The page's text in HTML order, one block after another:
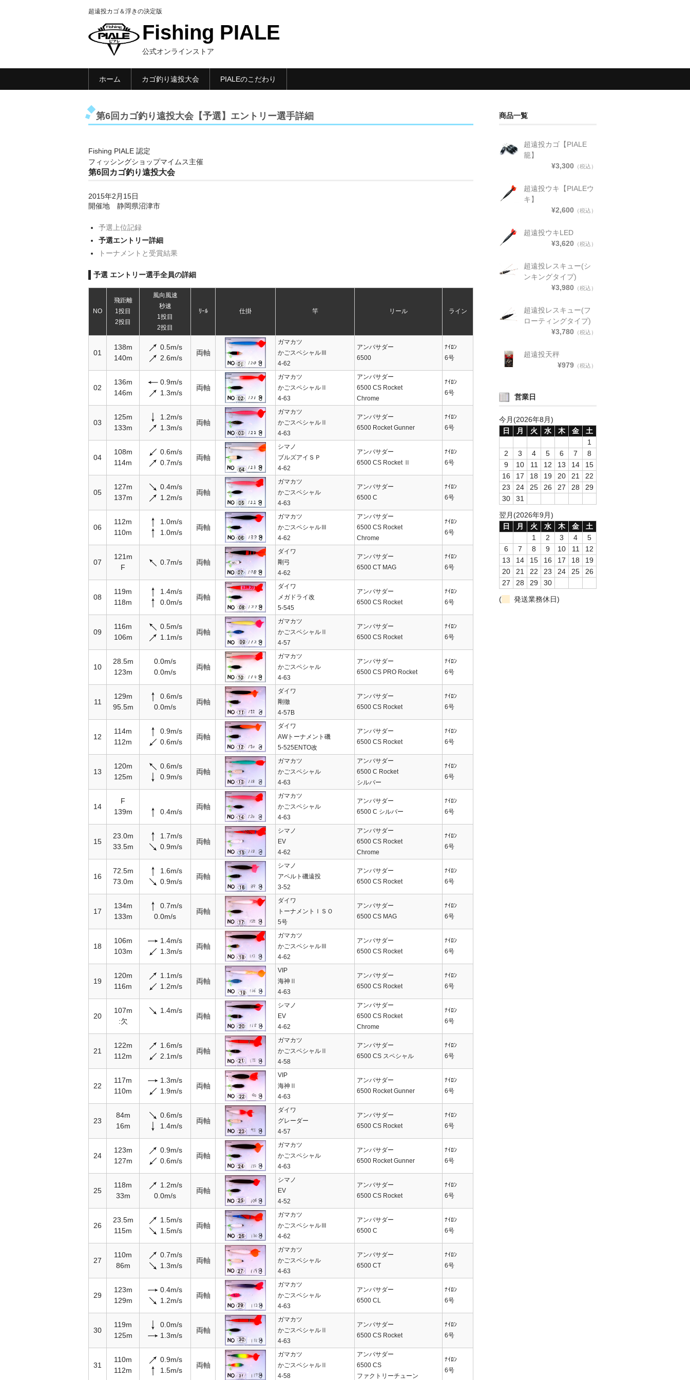
超遠投カゴ＆浮きの決定版
Fishing PIALE
公式オンラインストア
ホーム カゴ釣り遠投大会 PIALEのこだわり
第6回カゴ釣り遠投大会【予選】エントリー選手詳細
Fishing PIALE 認定
フィッシングショップマイムス主催
第6回カゴ釣り遠投大会
2015年2月15日
開催地 静岡県沼津市
予選上位記録
予選エントリー詳細
トーナメントと受賞結果
予選 エントリー選手全員の詳細
NO
飛距離
1投目
2投目
風向風速
秒速
1投目
2投目
ﾘｰﾙ 仕掛 竿 リール ライン
01
138m
140m
0.5m/s
2.6m/s
両軸
ガマカツ
かごスペシャルⅢ
4-62
アンバサダー
6500
ﾅｲﾛﾝ
6号
02
136m
146m
0.9m/s
1.3m/s
両軸
ガマカツ
かごスペシャルⅡ
4-63
アンバサダー
6500 CS Rocket
Chrome
ﾅｲﾛﾝ
6号
03
125m
133m
1.2m/s
1.3m/s
両軸
ガマカツ
かごスペシャルⅡ
4-63
アンバサダー
6500 Rocket Gunner
ﾅｲﾛﾝ
6号
04
108m
114m
0.6m/s
0.7m/s
両軸
シマノ
ブルズアイＳＰ
4-62
アンバサダー
6500 CS Rocket Ⅱ
ﾅｲﾛﾝ
6号
05
127m
137m
0.4m/s
1.2m/s
両軸
ガマカツ
かごスペシャル
4-63
アンバサダー
6500 C
ﾅｲﾛﾝ
6号
06
112m
110m
1.0m/s
1.0m/s
両軸
ガマカツ
かごスペシャルⅢ
4-62
アンバサダー
6500 CS Rocket
Chrome
ﾅｲﾛﾝ
6号
07
121m
F
0.7m/s 両軸
ダイワ
剛弓
4-62
アンバサダー
6500 CT MAG
ﾅｲﾛﾝ
6号
08
119m
118m
1.4m/s
0.0m/s
両軸
ダイワ
メガドライ改
5-545
アンバサダー
6500 CS Rocket
ﾅｲﾛﾝ
6号
09
116m
106m
0.5m/s
1.1m/s
両軸
ガマカツ
かごスペシャルⅡ
4-57
アンバサダー
6500 CS Rocket
ﾅｲﾛﾝ
6号
10
28.5m
123m
0.0m/s
0.0m/s
両軸
ガマカツ
かごスペシャル
4-63
アンバサダー
6500 CS PRO Rocket
ﾅｲﾛﾝ
6号
11
129m
95.5m
0.6m/s
0.0m/s
両軸
ダイワ
剛徹
4-57B
アンバサダー
6500 CS Rocket
ﾅｲﾛﾝ
6号
12
114m
112m
0.9m/s
0.6m/s
両軸
ダイワ
AWトーナメント磯
5-525ENTO改
アンバサダー
6500 CS Rocket
ﾅｲﾛﾝ
6号
13
120m
125m
0.6m/s
0.9m/s
両軸
ガマカツ
かごスペシャル
4-63
アンバサダー
6500 C Rocket
シルバー
ﾅｲﾛﾝ
6号
14
F
139m
0.4m/s
両軸
ガマカツ
かごスペシャル
4-63
アンバサダー
6500 C シルバー
ﾅｲﾛﾝ
6号
15
23.0m
33.5m
1.7m/s
0.9m/s
両軸
シマノ
EV
4-62
アンバサダー
6500 CS Rocket
Chrome
ﾅｲﾛﾝ
6号
16
72.5m
73.0m
1.6m/s
0.9m/s
両軸
シマノ
アペルト磯遠投
3-52
アンバサダー
6500 CS Rocket
ﾅｲﾛﾝ
6号
17
134m
133m
0.7m/s
0.0m/s
両軸
ダイワ
トーナメントＩＳＯ
5号
アンバサダー
6500 CS MAG
ﾅｲﾛﾝ
6号
18
106m
103m
1.4m/s
1.3m/s
両軸
ガマカツ
かごスペシャルⅢ
4-62
アンバサダー
6500 CS Rocket
ﾅｲﾛﾝ
6号
19
120m
116m
1.1m/s
1.2m/s
両軸
VIP
海神Ⅱ
4-63
アンバサダー
6500 CS Rocket
ﾅｲﾛﾝ
6号
20
107m
:欠
1.4m/s
両軸
シマノ
EV
4-62
アンバサダー
6500 CS Rocket
Chrome
ﾅｲﾛﾝ
6号
21
122m
112m
1.6m/s
2.1m/s
両軸
ガマカツ
かごスペシャルⅡ
4-58
アンバサダー
6500 CS スペシャル
ﾅｲﾛﾝ
6号
22
117m
110m
1.3m/s
1.9m/s
両軸
VIP
海神Ⅱ
4-63
アンバサダー
6500 Rocket Gunner
ﾅｲﾛﾝ
6号
23
84m
16m
0.6m/s
1.4m/s
両軸
ダイワ
グレーダー
4-57
アンバサダー
6500 CS Rocket
ﾅｲﾛﾝ
6号
24
123m
127m
0.9m/s
0.6m/s
両軸
ガマカツ
かごスペシャル
4-63
アンバサダー
6500 Rocket Gunner
ﾅｲﾛﾝ
6号
25
118m
33m
1.2m/s
0.0m/s
両軸
シマノ
EV
4-52
アンバサダー
6500 CS Rocket
ﾅｲﾛﾝ
6号
26
23.5m
115m
1.5m/s
1.5m/s
両軸
ガマカツ
かごスペシャルⅢ
4-62
アンバサダー
6500 C
ﾅｲﾛﾝ
6号
27
110m
86m
0.7m/s
1.3m/s
両軸
ガマカツ
かごスペシャル
4-63
アンバサダー
6500 CT
ﾅｲﾛﾝ
6号
29
123m
129m
0.4m/s
1.2m/s
両軸
ガマカツ
かごスペシャル
4-63
アンバサダー
6500 CL
ﾅｲﾛﾝ
6号
30
119m
125m
0.0m/s
1.3m/s
両軸
ガマカツ
かごスペシャルⅡ
4-63
アンバサダー
6500 CS Rocket
ﾅｲﾛﾝ
6号
31
110m
112m
0.9m/s
1.5m/s
両軸
ガマカツ
かごスペシャルⅡ
4-58
アンバサダー
6500 CS
ファクトリーチューン
ﾅｲﾛﾝ
6号
商品一覧
超遠投カゴ【PIALE
籠】
¥3,300 （税込）
超遠投ウキ【PIALEウ
キ】
¥2,600 （税込）
超遠投ウキLED
¥3,620 （税込）
超遠投レスキュー(シ
ンキングタイプ)
¥3,980 （税込）
超遠投レスキュー(フ
ローティングタイプ)
¥3,780 （税込）
超遠投天秤
¥979 （税込）
営業日
今月(2026年8月)
日
月 火 水 木 金
土
1
2
3 4 5 6 7
8
9
10 11 12 13 14
15
16
17 18 19 20 21
22
23
24 25 26 27 28
29
30
31
翌月(2026年9月)
日
月 火 水 木 金
土
1
2 3 4
5
6
7 8 9 10 11
12
13
14 15 16 17 18
19
20
21 22 23 24 25
26
27
28 29
30
(
発送業務休日)